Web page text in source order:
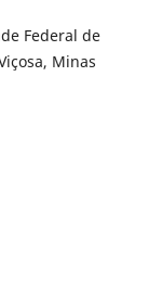
Federal de
Minas